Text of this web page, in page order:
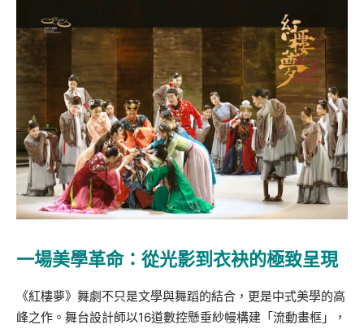
一場美學革命：從光影到衣袂的極致呈現
《紅樓夢》舞劇不只是文學與舞蹈的結合，更是中式美學的高
峰之作。舞台設計師以16道數控懸垂紗幔構建「流動畫框」，